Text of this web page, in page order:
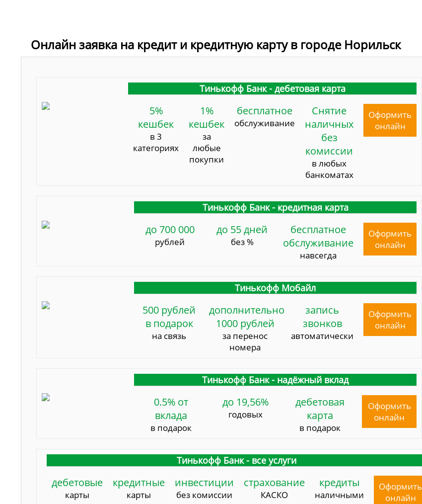
Онлайн заявка на кредит и кредитную карту в городе Норильск
Тинькофф Банк - дебетовая карта
5%
кешбек
в 3
категориях
1%
кешбек
за
любые
покупки
бесплатное
обслуживание
Снятие
наличных
без
комиссии
в любых
банкоматах
Оформить
онлайн
Тинькофф Банк - кредитная карта
до 700 000
рублей
до 55 дней
без %
бесплатное
обслуживание
навсегда
Оформить
онлайн
Тинькофф Мобайл
500 рублей
в подарок
на связь
дополнительно
1000 рублей
за перенос
номера
запись
звонков
автоматически
Оформить
онлайн
Тинькофф Банк - надёжный вклад
0.5% от
вклада
в подарок
до 19,56%
годовых
дебетовая
карта
в подарок
Оформить
онлайн
Тинькофф Банк - все услуги
дебетовые
карты
кредитные
карты
инвестиции
без комиссии
страхование
КАСКО
кредиты
наличными
Оформить
онлайн